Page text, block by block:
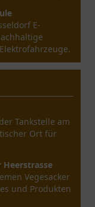
E-
Tankstelle am
Ort für
Heerstrasse
Vegesacker
und Produkten